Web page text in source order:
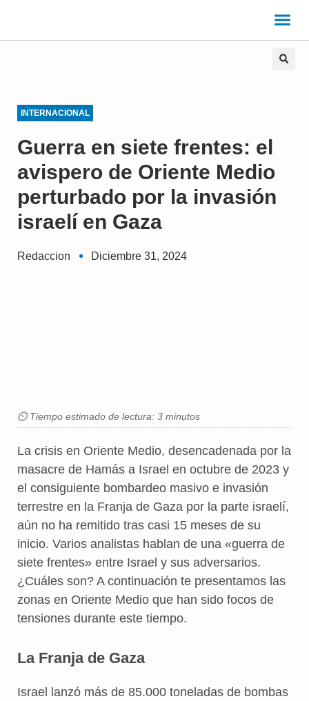
INTERNACIONAL
Guerra en siete frentes: el
avispero de Oriente Medio
perturbado por la invasión
israelí en Gaza
Redaccion Diciembre 31, 2024
⏲ Tiempo estimado de lectura: 3 minutos
La crisis en Oriente Medio, desencadenada por la
masacre de Hamás a Israel en octubre de 2023 y
el consiguiente bombardeo masivo e invasión
terrestre en la Franja de Gaza por la parte israelí,
aún no ha remitido tras casi 15 meses de su
inicio. Varios analistas hablan de una «guerra de
siete frentes» entre Israel y sus adversarios.
¿Cuáles son? A continuación te presentamos las
zonas en Oriente Medio que han sido focos de
tensiones durante este tiempo.
La Franja de Gaza
Israel lanzó más de 85.000 toneladas de bombas